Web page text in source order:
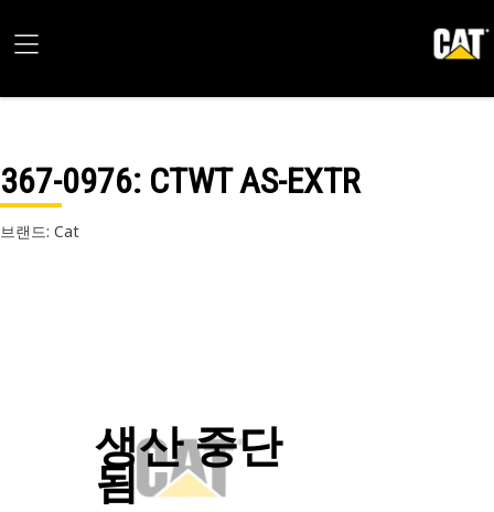
367-0976: CTWT AS-EXTR
브랜드: Cat
생산 중단
됨